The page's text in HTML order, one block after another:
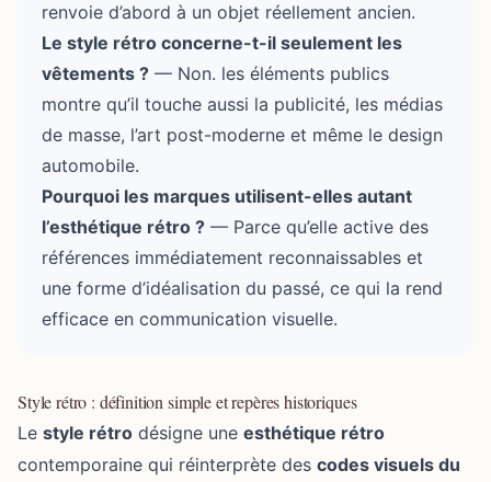
renvoie d’abord à un objet réellement ancien.
Le style rétro concerne-t-il seulement les
vêtements ? — Non. les éléments publics
montre qu’il touche aussi la publicité, les médias
de masse, l’art post-moderne et même le design
automobile.
Pourquoi les marques utilisent-elles autant
l’esthétique rétro ? — Parce qu’elle active des
références immédiatement reconnaissables et
une forme d’idéalisation du passé, ce qui la rend
efficace en communication visuelle.
Style rétro : définition simple et repères historiques
Le style rétro désigne une esthétique rétro
contemporaine qui réinterprète des codes visuels du